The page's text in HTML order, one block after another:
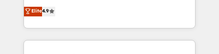
growth • Create content and videos that attract
buyers • Use AI to scale smarter Our coaching-led
businesses. We go beyond implementation, shaping
the strategy, processes, and teams that turn
HubSpot into a genuine growth engine. Named
HubSpot's Global Partner of the Year in 2024,
Elite4.9